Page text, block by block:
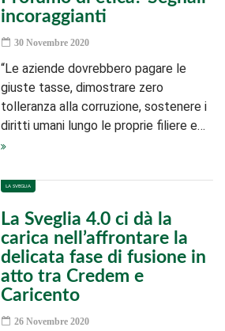
incoraggianti
30 Novembre 2020
“Le aziende dovrebbero pagare le
giuste tasse, dimostrare zero
tolleranza alla corruzione, sostenere i
diritti umani lungo le proprie filiere e…
LA SVEGLIA
La Sveglia 4.0 ci dà la
carica nell’affrontare la
delicata fase di fusione in
atto tra Credem e
Caricento
26 Novembre 2020